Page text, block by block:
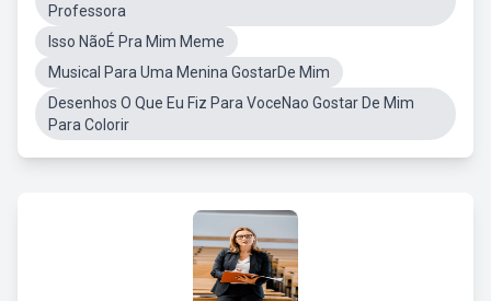
Professora
Isso NãoÉ Pra Mim Meme
Musical Para Uma Menina GostarDe Mim
Desenhos O Que Eu Fiz Para VoceNao Gostar De Mim
Para Colorir